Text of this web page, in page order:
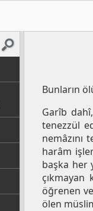
Bunların
Garîb
tenezzül
harâm
başka her
çıkmayan
öğrenen
ölen